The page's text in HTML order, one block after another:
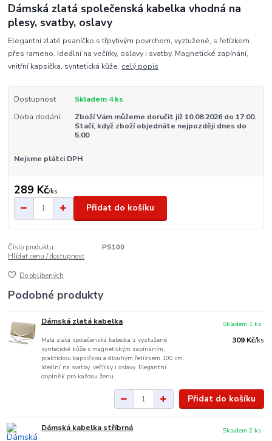
Dámská zlatá společenská kabelka vhodná na
plesy, svatby, oslavy
Elegantní zlaté psaníčko s třpytivým povrchem, vyztužené, s řetízkem
přes rameno. Ideální na večírky, oslavy i svatby. Magnetické zapínání,
vnitřní kapsička, syntetická kůže. celý popis
Dostupnost
Skladem 4 ks
Doba dodání
Zboží Vám můžeme doručit již 10.08.2026 do 17:00.
Stačí, když zboží objednáte nejpozději dnes do
5:00
Nejsme plátci DPH
289 Kč/ks
Přidat do košíku
Číslo produktu:
PS100
Hlídat cenu / dostupnost
Do oblíbených
Podobné produkty
Dámská zlatá kabelka
Malá zlatá společenská kabelka z vyztužené
syntetické kůže s magnetickým zapínáním,
praktickou kapsičkou a dlouhým řetízkem 100 cm.
Ideální na svatby, večírky i oslavy. Elegantní
doplněk pro každou ženu.
309 Kč/ks
Skladem 1 ks
Přidat do košíku
Dámská kabelka stříbrná Skladem 2 ks